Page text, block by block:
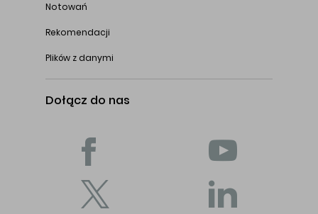
Notowań
Rekomendacji
Plików z danymi
Dołącz do nas